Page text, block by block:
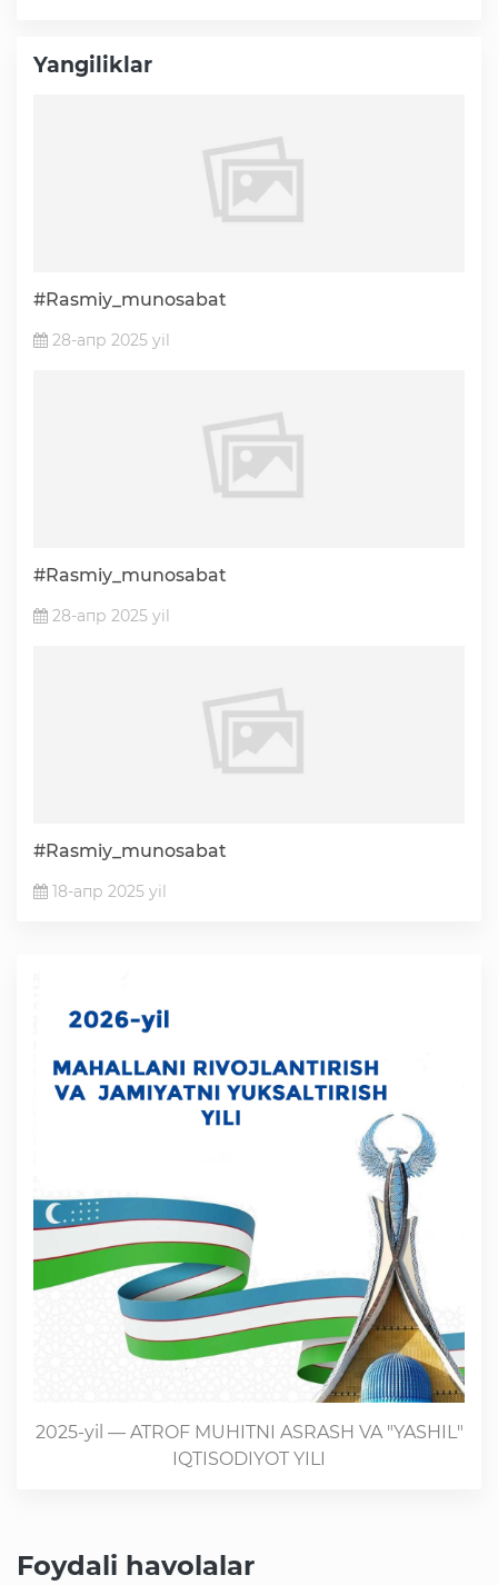
Yangiliklar
#Rasmiy_munosabat
28-апр 2025 yil
#Rasmiy_munosabat
28-апр 2025 yil
#Rasmiy_munosabat
18-апр 2025 yil
2025-yil — ATROF MUHITNI ASRASH VA "YASHIL"
IQTISODIYOT YILI
Foydali havolalar